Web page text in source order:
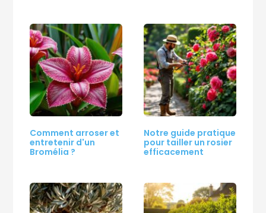
Comment arroser et
entretenir d'un
Bromélia ?
Notre guide pratique
pour tailler un rosier
efficacement